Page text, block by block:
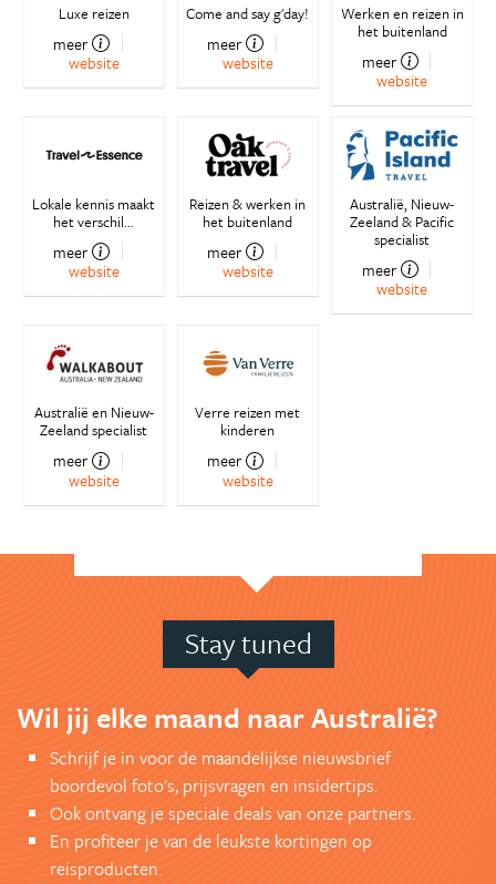
Luxe reizen
meer
website
Come and say g'day!
meer
website
Werken en reizen in
het buitenland
meer
website
Lokale kennis maakt
het verschil...
meer
website
Reizen & werken in
het buitenland
meer
website
Australië, Nieuw-
Zeeland & Pacific
specialist
meer
website
Australië en Nieuw-
Zeeland specialist
meer
website
Verre reizen met
kinderen
meer
website
Stay tuned
Wil jij elke maand naar Australië?
Schrijf je in voor de maandelijkse nieuwsbrief
boordevol foto's, prijsvragen en insidertips.
Ook ontvang je speciale deals van onze partners.
En profiteer je van de leukste kortingen op
reisproducten.